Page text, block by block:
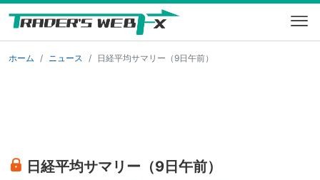
ホーム ニュース 日経平均サマリー（9日午前）
日経平均サマリー（9日午前）